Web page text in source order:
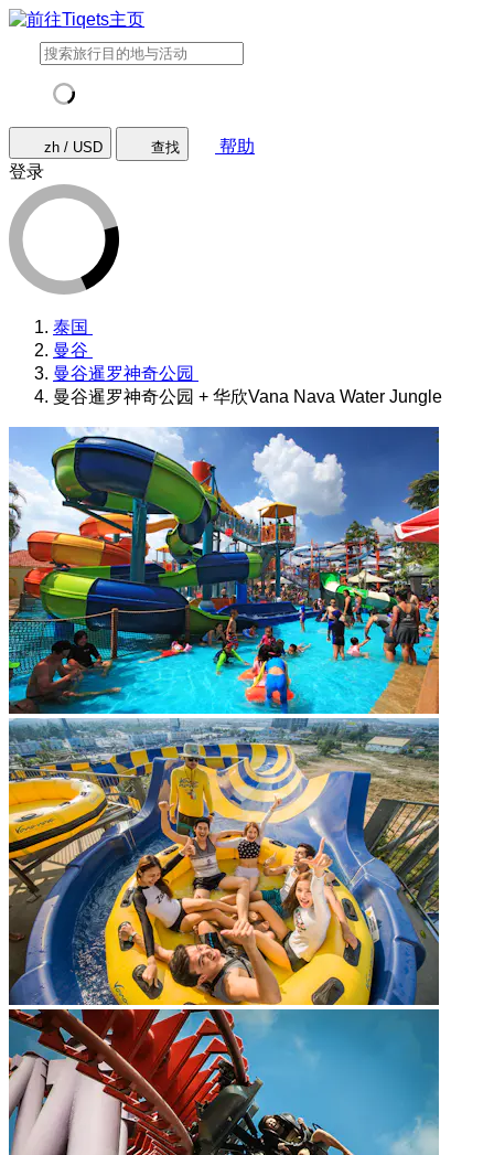
zh / USD 查找
帮助
登录
泰国
曼谷
曼谷暹罗神奇公园
曼谷暹罗神奇公园 + 华欣Vana Nava Water Jungle